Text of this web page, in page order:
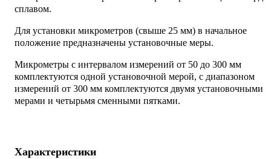
сплавом.
Для установки микрометров (свыше 25 мм) в начальное
положение предназначены установочные меры.
Микрометры с интервалом измерений от 50 до 300 мм
комплектуются одной установочной мерой, с диапазоном
измерений от 300 мм комплектуются двумя установочными
мерами и четырьмя сменными пятками.
Характеристики